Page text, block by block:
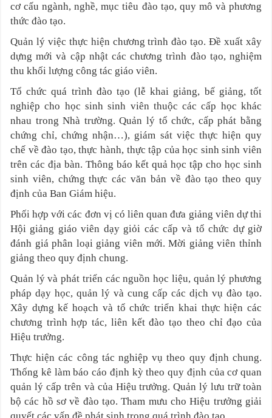
cơ cấu ngành, nghề, mục tiêu đào tạo, quy mô và phương
thức đào tạo.
Quản lý việc thực hiện chương trình đào tạo. Đề xuất xây
dựng mới và cập nhật các chương trình đào tạo, nghiệm
thu khối lượng công tác giáo viên.
Tổ chức quá trình đào tạo (lễ khai giảng, bế giảng, tốt
nghiệp cho học sinh sinh viên thuộc các cấp học khác
nhau trong Nhà trường. Quản lý tổ chức, cấp phát bằng
chứng chỉ, chứng nhận…), giám sát việc thực hiện quy
chế về đào tạo, thực hành, thực tập của học sinh sinh viên
trên các địa bàn. Thông báo kết quả học tập cho học sinh
sinh viên, chứng thực các văn bản về đào tạo theo quy
định của Ban Giám hiệu.
Phối hợp với các đơn vị có liên quan đưa giảng viên dự thi
Hội giảng giáo viên dạy giỏi các cấp và tổ chức dự giờ
đánh giá phân loại giảng viên mới. Mời giảng viên thỉnh
giảng theo quy định chung.
Quản lý và phát triển các nguồn học liệu, quản lý phương
pháp dạy học, quản lý và cung cấp các dịch vụ đào tạo.
Xây dựng kế hoạch và tổ chức triển khai thực hiện các
chương trình hợp tác, liên kết đào tạo theo chỉ đạo của
Hiệu trưởng.
Thực hiện các công tác nghiệp vụ theo quy định chung.
Thống kê làm báo cáo định kỳ theo quy định của cơ quan
quản lý cấp trên và của Hiệu trưởng. Quản lý lưu trữ toàn
bộ các hồ sơ về đào tạo. Tham mưu cho Hiệu trưởng giải